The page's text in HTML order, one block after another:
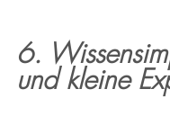
6.
und kleine